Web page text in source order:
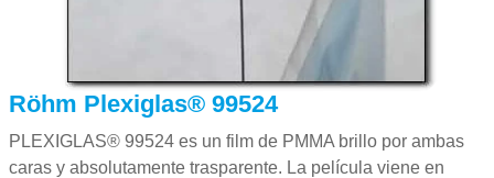
Röhm Plexiglas® 99524
PLEXIGLAS® 99524 es un film de PMMA brillo por ambas
caras y absolutamente trasparente. La película viene en